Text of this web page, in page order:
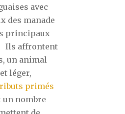
avec
des manade
principaux
Ils affrontent
un animal
léger,
primés
un nombre